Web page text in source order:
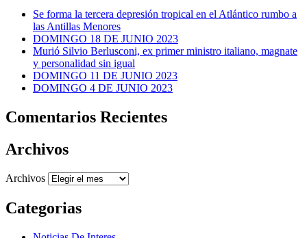
Se forma la tercera depresión tropical en el Atlántico rumbo a
las Antillas Menores
DOMINGO 18 DE JUNIO 2023
Murió Silvio Berlusconi, ex primer ministro italiano, magnate
y personalidad sin igual
DOMINGO 11 DE JUNIO 2023
DOMINGO 4 DE JUNIO 2023
Comentarios Recientes
Archivos
Archivos
Categorias